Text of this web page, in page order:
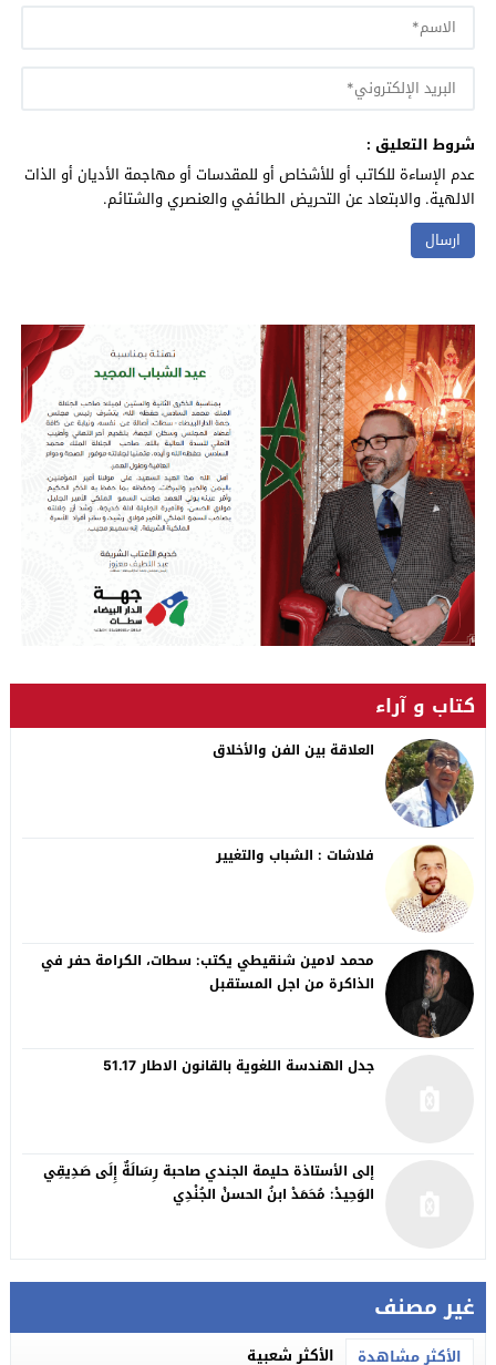
شروط التعليق :
عدم الإساءة للكاتب أو للأشخاص أو للمقدسات أو مهاجمة الأديان أو الذات
الالهية. والابتعاد عن التحريض الطائفي والعنصري والشتائم.
غير مصنف
الأكثر مشاهدة الأكثر شعبية
كتاب و آراء
العلاقة بين الفن والأخلاق
فلاشات : الشباب والتغيير
محمد لامين شنقيطي يكتب: سطات، الكرامة حفر في
الذاكرة من اجل المستقبل
جدل الهندسة اللغوية بالقانون الاطار 51.17
إلى الأستاذة حليمة الجندي صاحبة رِسَالَةٌ إِلَى صَدِيقِي
الوَحِيدْ: مُحَمَدْ ابنُ الحسنْ الجُنْدِي